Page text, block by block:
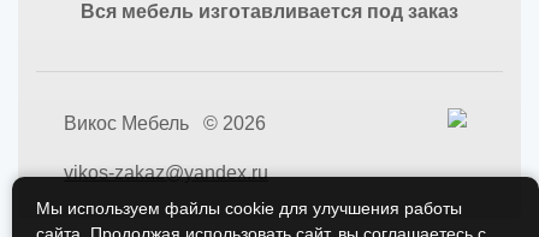
Вся мебель изготавливается под заказ
Викос Мебель © 2026
vikos-zakaz@yandex.ru
Мы используем файлы cookie для улучшения работы